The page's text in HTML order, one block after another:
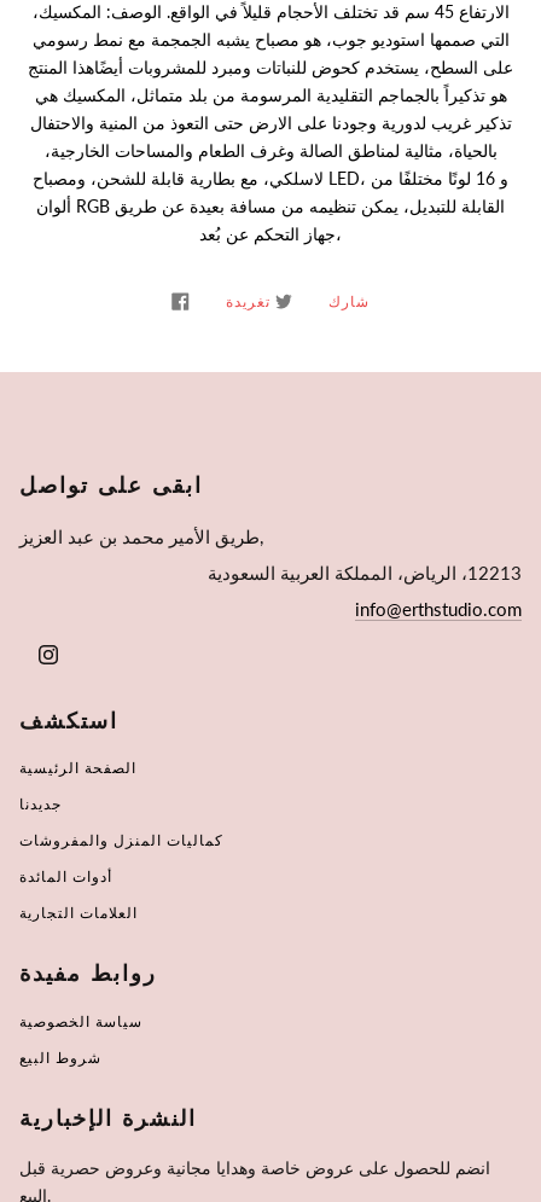
الارتفاع 45 سم قد تختلف الأحجام قليلاً في الواقع. الوصف: المكسيك،
التي صممها استوديو جوب، هو مصباح يشبه الجمجمة مع نمط رسومي
على السطح، يستخدم كحوض للنباتات ومبرد للمشروبات أيضًاهذا المنتج
هو تذكيراً بالجماجم التقليدية المرسومة من بلد متماثل، المكسيك هي
تذكير غريب لدورية وجودنا على الارض حتى التعوذ من المنية والاحتفال
بالحياة، مثالية لمناطق الصالة وغرف الطعام والمساحات الخارجية،
لاسلكي، مع بطارية قابلة للشحن، ومصباح LED، و 16 لونًا مختلفًا من
ألوان RGB القابلة للتبديل، يمكن تنظيمه من مسافة بعيدة عن طريق
جهاز التحكم عن بُعد،
شارك تغريدة
ابقى على تواصل
12213، الرياض، المملكة العربية السعودية
info@erthstudio.com
INSTAGRAM
استكشف
الصفحة الرئيسية
جديدنا
كماليات المنزل والمفروشات
أدوات المائدة
العلامات التجارية
روابط مفيدة
سياسة الخصوصية
شروط البيع
النشرة الإخبارية
انضم للحصول على عروض خاصة وهدايا مجانية وعروض حصرية قبل
البيع.